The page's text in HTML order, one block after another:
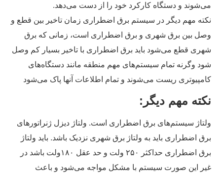
می‌شوند و دستگاه کارکرد خود را از دست می‌دهد.
نکته مهم دیگر در سیستم برق اضطراری زمان تاخیر بین قطع و
وصل بین برق شهری و برق اضطراری است، زمانی که برق
شهری قطع می‌شود باید برق اضطراری با تاخیر بسیار کم وصل
شود وگرنه تمام سیستم‌های مهم منطقه مانند دستگاه‌های
کامپیوتری ریست می‌شوند و تمام اطلاعات آنها پاک می‌شود
نکته مهم دیگر:
ولتاژ سیستم‌های برق اضطراری است. ولتاژ دیزل ژنراتورهای
برق اضطراری باید به ولتاژ برق شهری نزدیک باشد. باید ولتاژ
برق اضطراری حداکثر ۲۵۰ ولت و حد عقل ۱۸۰ولت باشد در
غیر این صورت سیستم با مشکل مواجه می‌شود و باعث